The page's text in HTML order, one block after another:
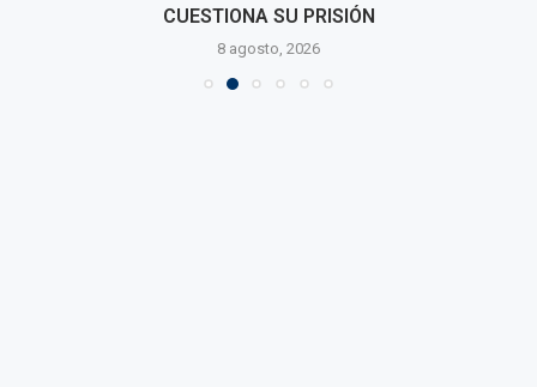
CUESTIONA SU PRISIÓN
8 agosto, 2026